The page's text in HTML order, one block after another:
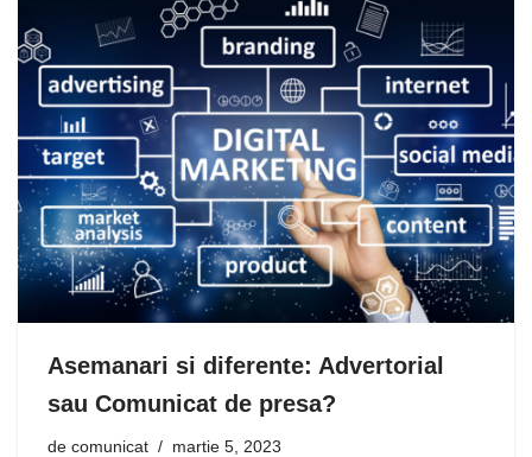
Asemanari si diferente: Advertorial
sau Comunicat de presa?
de comunicat martie 5, 2023